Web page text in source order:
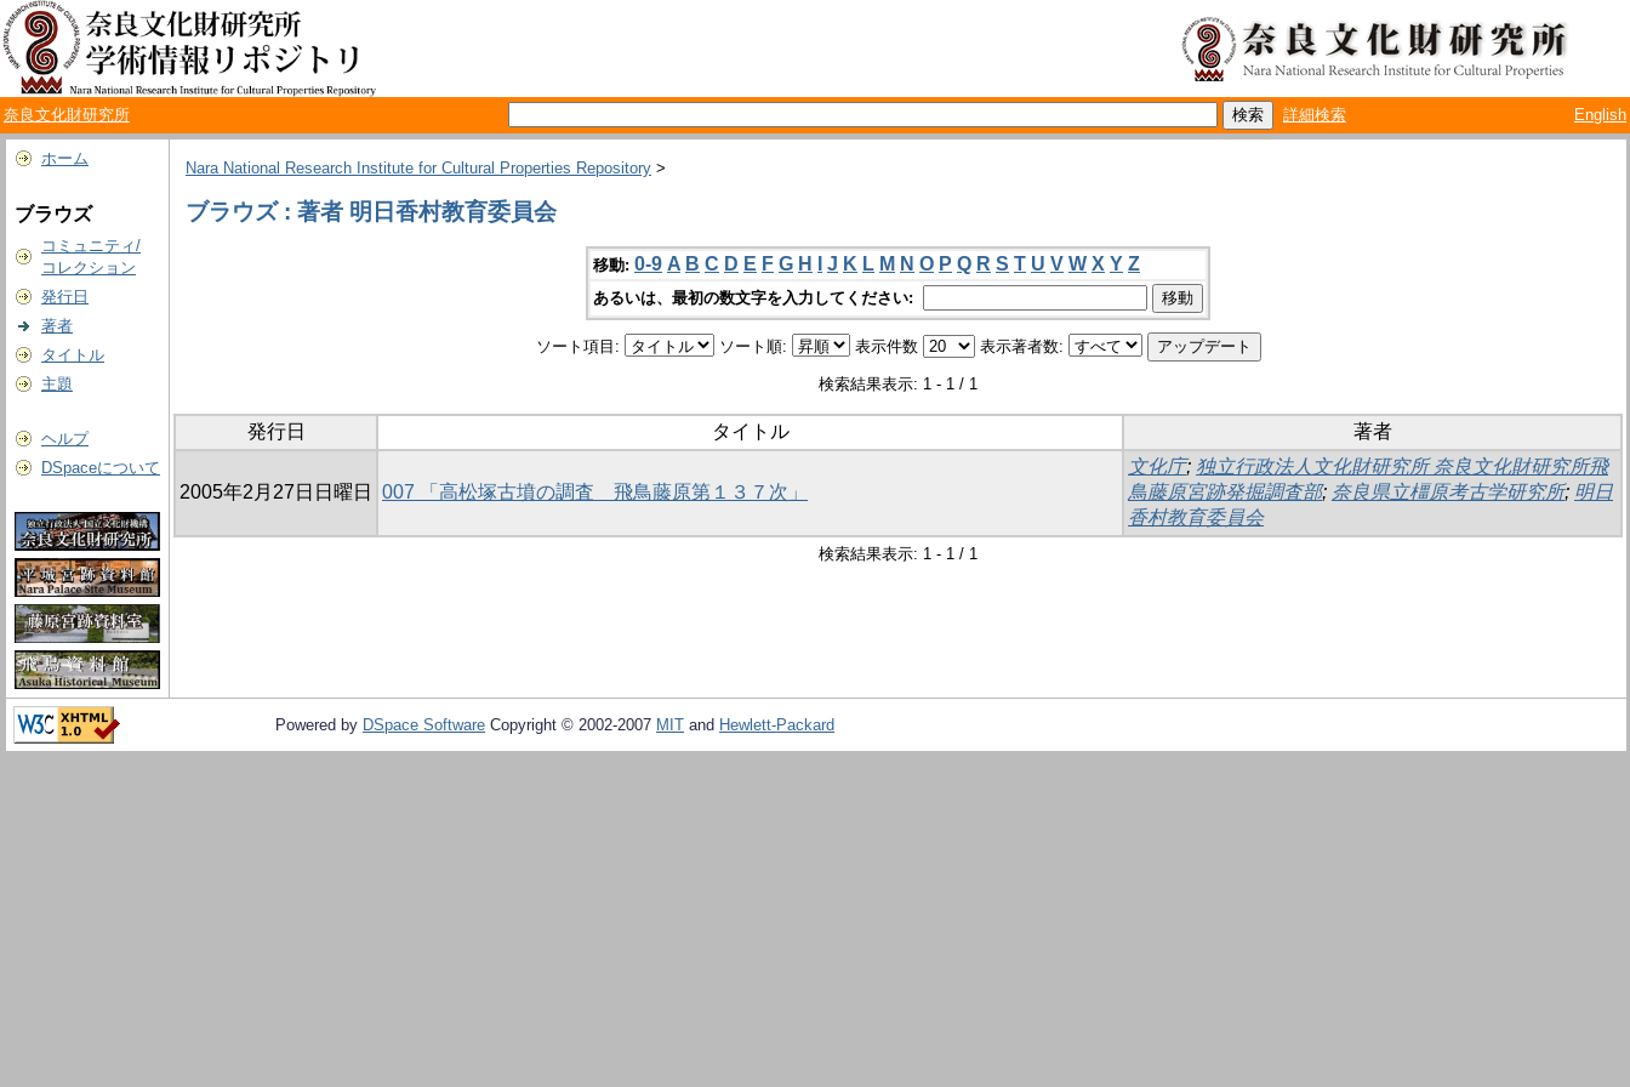
奈良文化財研究所 詳細検索 English
ホーム
ブラウズ
コミュニティ/
コレクション
発行日
著者
タイトル
主題
ヘルプ
DSpaceについて
Nara National Research Institute for Cultural Properties Repository >
ブラウズ : 著者 明日香村教育委員会
移動: 0-9 A B C D E F G H J K L M N O P Q R S T U V W X Y Z
あるいは、最初の数文字を入力してください:
ソート項目: ソート順: 表示件数 表示著者数:
検索結果表示: 1 - 1 / 1
発行日 タイトル 著者
2005年2月27日日曜日 007 「高松塚古墳の調査 飛鳥藤原第１３７次」
文化庁; 独立行政法人文化財研究所 奈良文化財研究所飛
鳥藤原宮跡発掘調査部; 奈良県立橿原考古学研究所; 明日
香村教育委員会
検索結果表示: 1 - 1 / 1
Powered by DSpace Software Copyright © 2002-2007 MIT and Hewlett-Packard